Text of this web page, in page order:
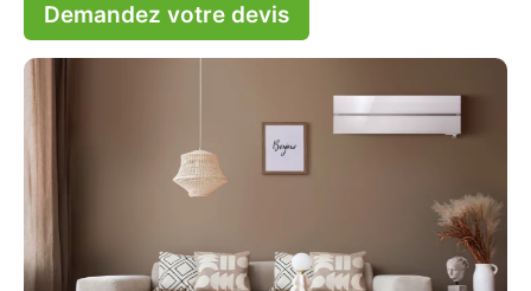
Demandez votre devis